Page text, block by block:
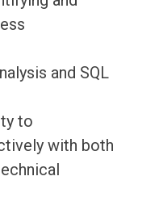
and SQL
to
with both